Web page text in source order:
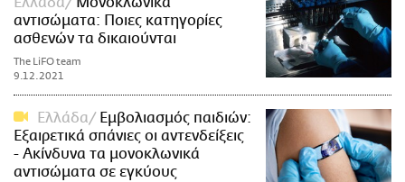
αντισώματα: Ποιες κατηγορίες
ασθενών τα δικαιούνται
The LiFO team
9.12.2021
Ελλάδα
Εμβολιασμός παιδιών:
Εξαιρετικά σπάνιες οι αντενδείξεις
- Ακίνδυνα τα μονοκλωνικά
αντισώματα σε εγκύους